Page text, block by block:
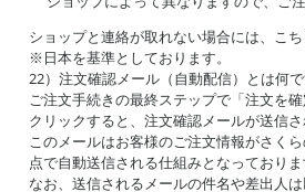
ショップと連絡が取れない場合には、こち
※日本を基準としております。
22）注文確認メール（自動配信）とは何
ご注文手続きの最終ステップで「注文を
クリックすると、注文確認メールが送信さ
このメールはお客様のご注文情報がさく
点で自動送信される仕組みとなっておりま
なお、送信されるメールの件名や差出人は